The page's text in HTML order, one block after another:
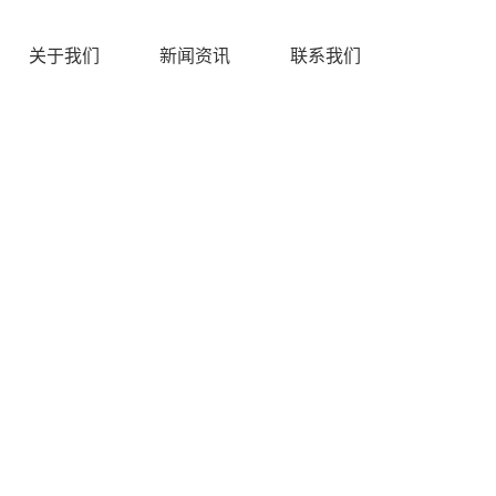
关于我们 新闻资讯 联系我们